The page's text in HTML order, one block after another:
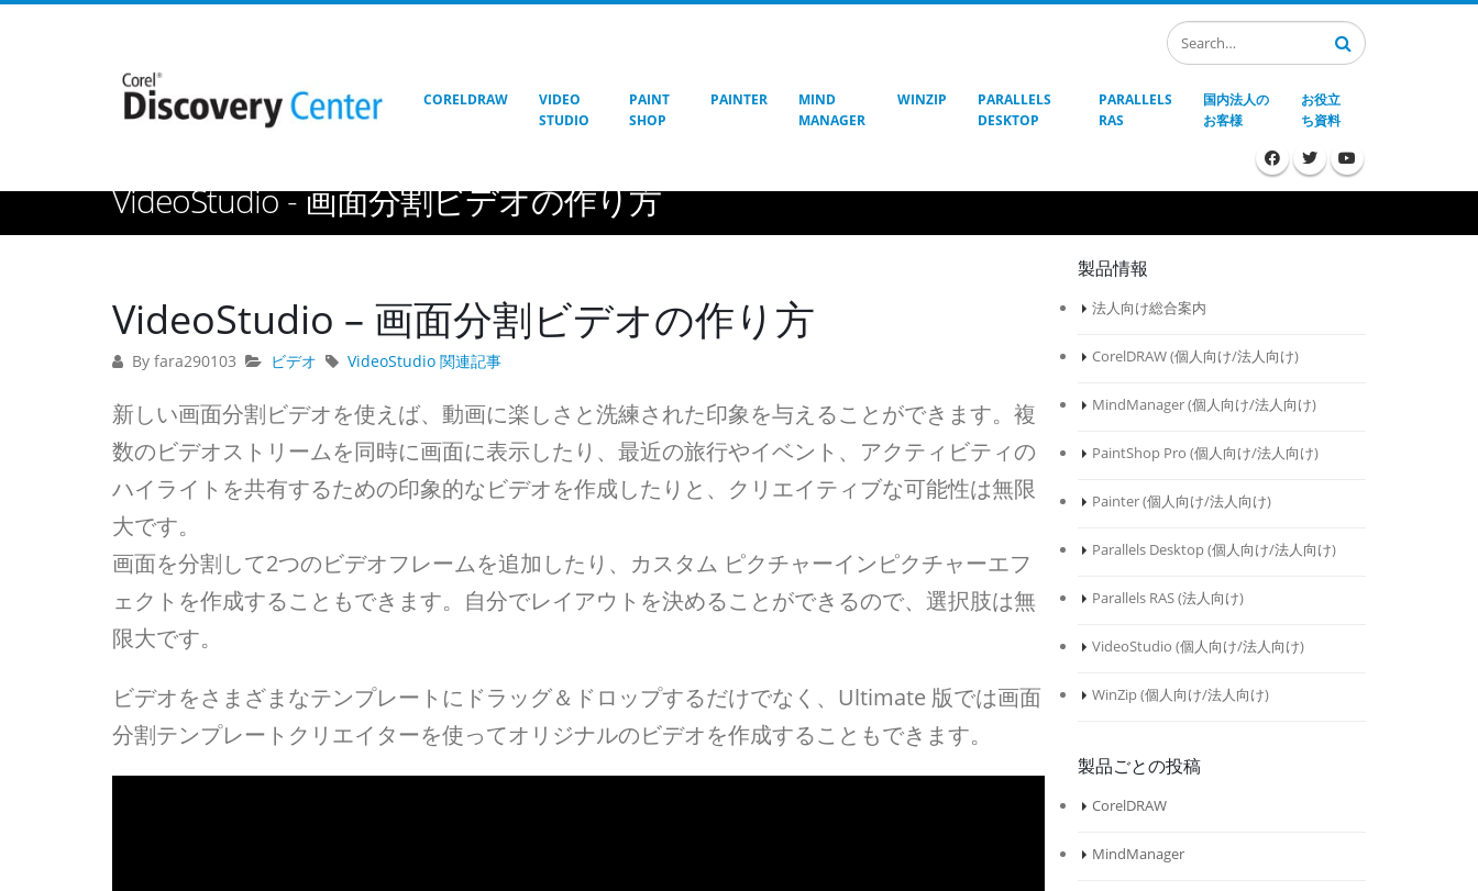
CORELDRAW
VIDEO
STUDIO
PAINT
SHOP
PAINTER
MIND
MANAGER
WINZIP
PARALLELS
DESKTOP
PARALLELS
RAS
国内法人の
お客様
お役立
ち資料
VideoStudio - 画面分割ビデオの作り方
VideoStudio – 画面分割ビデオの作り方
By fara290103 ビデオ VideoStudio 関連記事
新しい画面分割ビデオを使えば、動画に楽しさと洗練された印象を与えることができます。複
数のビデオストリームを同時に画面に表示したり、最近の旅行やイベント、アクティビティの
ハイライトを共有するための印象的なビデオを作成したりと、クリエイティブな可能性は無限
大です。
画面を分割して2つのビデオフレームを追加したり、カスタム ピクチャーインピクチャーエフ
ェクトを作成することもできます。自分でレイアウトを決めることができるので、選択肢は無
限大です。
ビデオをさまざまなテンプレートにドラッグ＆ドロップするだけでなく、Ultimate 版では画面
分割テンプレートクリエイターを使ってオリジナルのビデオを作成することもできます。
製品情報
法人向け総合案内
CorelDRAW (個人向け/法人向け)
MindManager (個人向け/法人向け)
PaintShop Pro (個人向け/法人向け)
Painter (個人向け/法人向け)
Parallels Desktop (個人向け/法人向け)
Parallels RAS (法人向け)
VideoStudio (個人向け/法人向け)
WinZip (個人向け/法人向け)
製品ごとの投稿
CorelDRAW
MindManager